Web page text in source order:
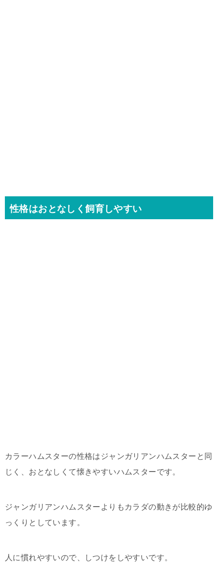
性格はおとなしく飼育しやすい
カラーハムスターの性格はジャンガリアンハムスターと同
じく、おとなしくて懐きやすいハムスターです。
ジャンガリアンハムスターよりもカラダの動きが比較的ゆ
っくりとしています。
人に慣れやすいので、しつけをしやすいです。